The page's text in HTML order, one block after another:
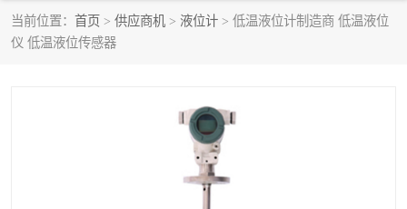
当前位置： 首页 > 供应商机 > 液位计 > 低温液位计制造商 低温液位
仪 低温液位传感器
液位计
液氮液位计
液位计传感器定制